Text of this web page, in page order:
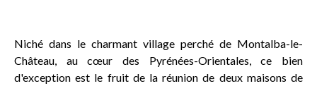
Niché dans le charmant village perché de Montalba-le-
Château, au cœur des Pyrénées-Orientales, ce bien
d'exception est le fruit de la réunion de deux maisons de